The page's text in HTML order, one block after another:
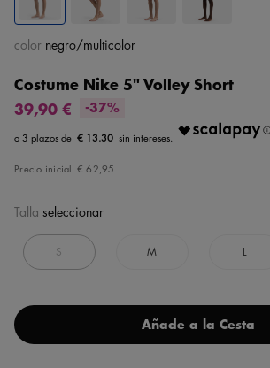
Costume Nike 5" Volley Short
39,90 €
-37%
€ 13.30
Precio inicial € 62,95
color negro/multicolor
Talla seleccionar
S M L
Añade a la Cesta